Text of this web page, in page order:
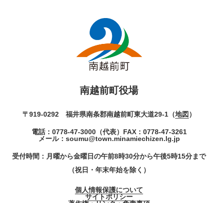
南越前町役場
〒919-0292 福井県南条郡南越前町東大道29-1（地図 ）
電話： 0778-47-3000（代表） FAX：0778-47-3261
メール： soumu@town.minamiechizen.lg.jp
受付時間：月曜から金曜日の午前8時30分から午後5時15分まで
（祝日・年末年始を除く）
個人情報保護について
サイトポリシー